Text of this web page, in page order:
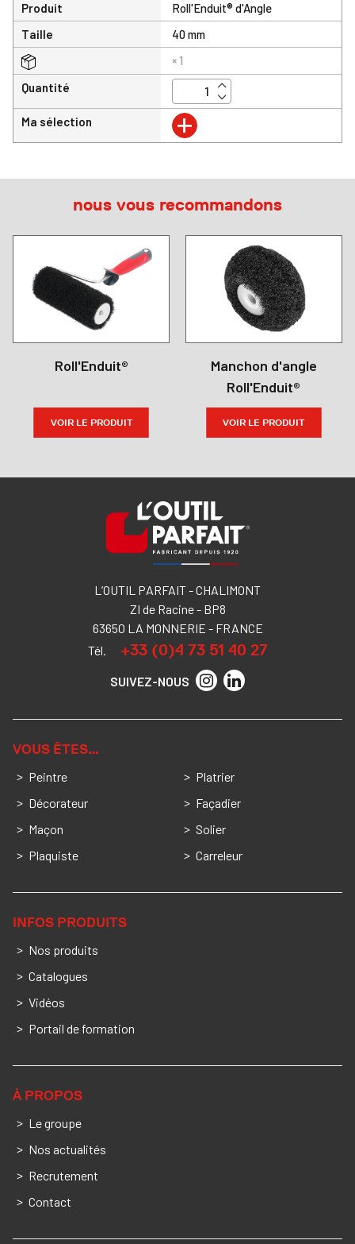
Produit
Roll'Enduit® d'Angle
Taille
40 mm
× 1
Quantité
Ma sélection +
nous vous recommandons
Roll'Enduit®
VOIR LE PRODUIT
Manchon d'angle
Roll'Enduit®
VOIR LE PRODUIT
L’OUTIL PARFAIT - CHALIMONT
ZI de Racine - BP8
63650 LA MONNERIE - FRANCE
Tél.
+33 (0)4 73 51 40 27
SUIVEZ-NOUS
VOUS ÊTES…
Peintre
Décorateur
Maçon
Plaquiste
Platrier
Façadier
Solier
Carreleur
INFOS PRODUITS
Nos produits
Catalogues
Vidéos
Portail de formation
À PROPOS
Le groupe
Nos actualités
Recrutement
Contact